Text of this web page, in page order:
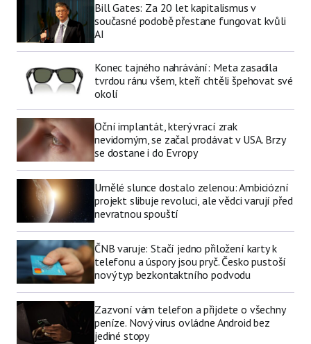
Bill Gates: Za 20 let kapitalismus v
současné podobě přestane fungovat kvůli
AI
Konec tajného nahrávání: Meta zasadila
tvrdou ránu všem, kteří chtěli špehovat své
okolí
Oční implantát, který vrací zrak
nevidomým, se začal prodávat v USA. Brzy
se dostane i do Evropy
Umělé slunce dostalo zelenou: Ambiciózní
projekt slibuje revoluci, ale vědci varují před
nevratnou spouští
ČNB varuje: Stačí jedno přiložení karty k
telefonu a úspory jsou pryč. Česko pustoší
nový typ bezkontaktního podvodu
Zazvoní vám telefon a přijdete o všechny
peníze. Nový virus ovládne Android bez
jediné stopy